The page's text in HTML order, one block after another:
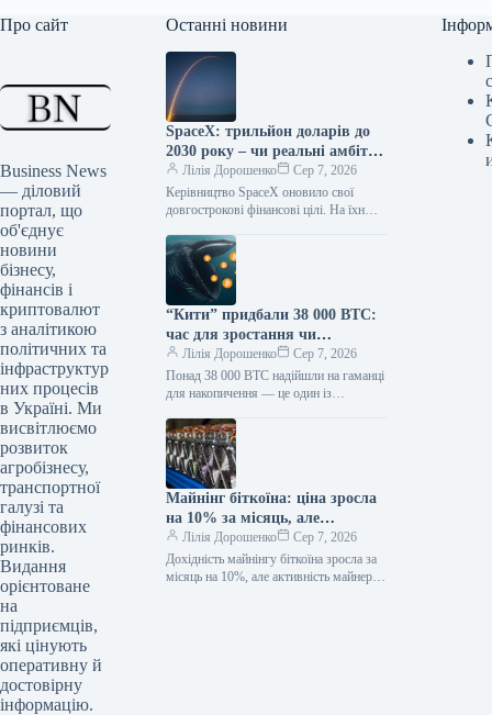
Про сайт
Business News
— діловий
портал, що
об'єднує
новини
бізнесу,
фінансів і
криптовалют
з аналітикою
політичних та
інфраструктур
них процесів
в Україні. Ми
висвітлюємо
розвиток
агробізнесу,
транспортної
галузі та
фінансових
ринків.
Видання
орієнтоване
на
підприємців,
які цінують
оперативну й
достовірну
інформацію.
Останні новини
SpaceX: трильйон доларів до
2030 року – чи реальні амбітні
плани Маска?
Лілія Дорошенко
Сер 7, 2026
Керівництво SpaceX оновило свої
довгострокові фінансові цілі. На їхню
сягнути $1 трлн вже до 2030…
“Кити” придбали 38 000 BTC:
час для зростання чи
усреднення?
Лілія Дорошенко
Сер 7, 2026
Понад 38 000 BTC надійшли на гаманці
для накопичення — це один із
Зазвичай їх…
Майнінг біткоїна: ціна зросла
на 10% за місяць, але
збитковість залишається
Лілія Дорошенко
Сер 7, 2026
Дохідність майнінгу біткоїна зросла за
місяць на 10%, але активність майнерів